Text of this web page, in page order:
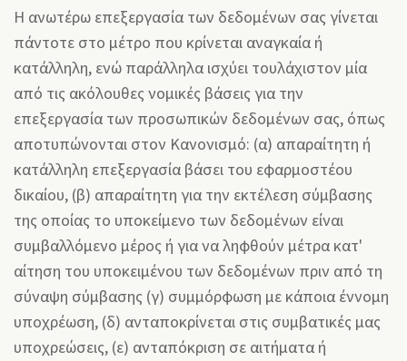
Η ανωτέρω επεξεργασία των δεδομένων σας γίνεται
πάντοτε στο μέτρο που κρίνεται αναγκαία ή
κατάλληλη, ενώ παράλληλα ισχύει τουλάχιστον μία
από τις ακόλουθες νομικές βάσεις για την
επεξεργασία των προσωπικών δεδομένων σας, όπως
αποτυπώνονται στον Κανονισμό: (α) απαραίτητη ή
κατάλληλη επεξεργασία βάσει του εφαρμοστέου
δικαίου, (β) απαραίτητη για την εκτέλεση σύμβασης
της οποίας το υποκείμενο των δεδομένων είναι
συμβαλλόμενο μέρος ή για να ληφθούν μέτρα κατ'
αίτηση του υποκειμένου των δεδομένων πριν από τη
σύναψη σύμβασης (γ) συμμόρφωση με κάποια έννομη
υποχρέωση, (δ) ανταποκρίνεται στις συμβατικές μας
υποχρεώσεις, (ε) ανταπόκριση σε αιτήματα ή